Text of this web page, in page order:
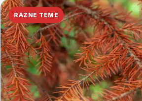
RAZNE TEME